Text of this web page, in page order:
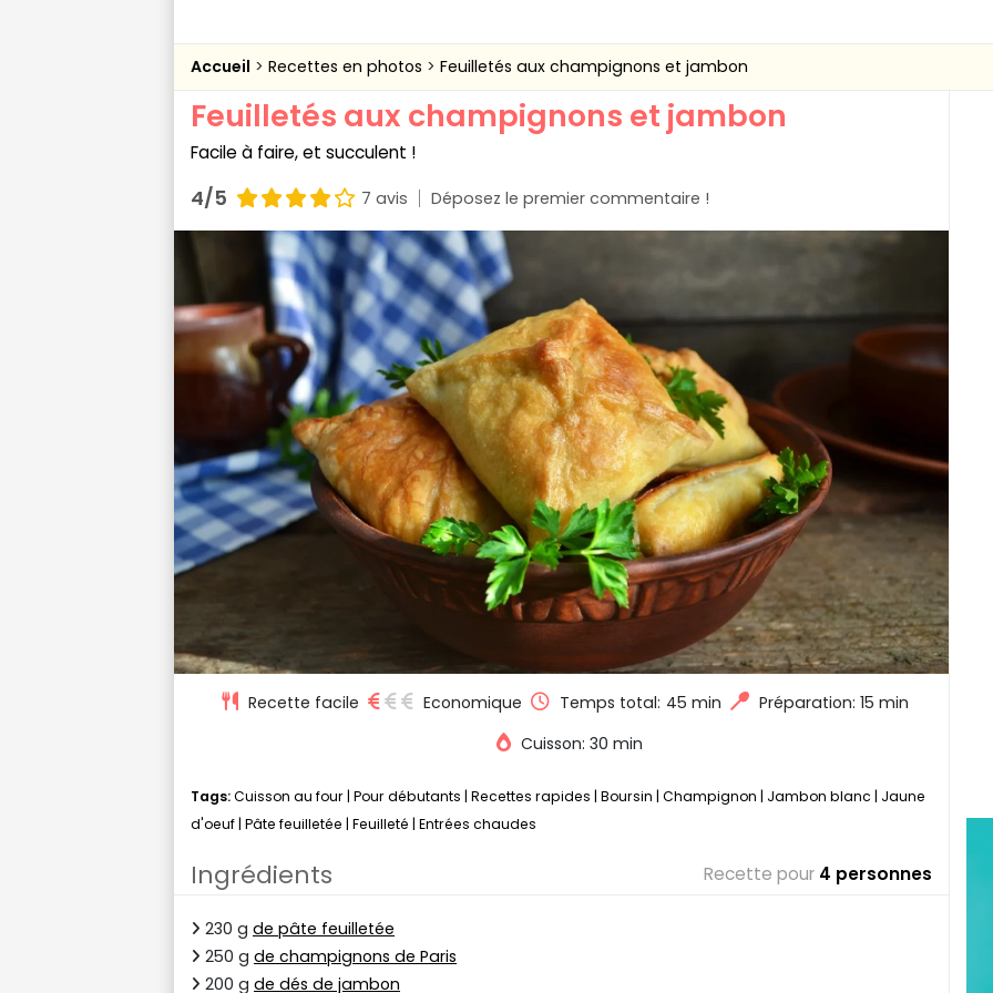
Accueil Recettes en photos Feuilletés aux champignons et jambon
Feuilletés aux champignons et jambon
Facile à faire, et succulent !
4/5 7 avis Déposez le premier commentaire !
Recette facile Economique Temps total: 45 min
Préparation: 15 min
Cuisson: 30 min
Tags:Cuisson au four | Pour débutants | Recettes rapides | Boursin | Champignon | Jambon blanc | Jaune
d'oeuf | Pâte feuilletée | Feuilleté | Entrées chaudes
Ingrédients Recette pour 4 personnes
230 g de pâte feuilletée
250 g de champignons de Paris
200 g de dés de jambon